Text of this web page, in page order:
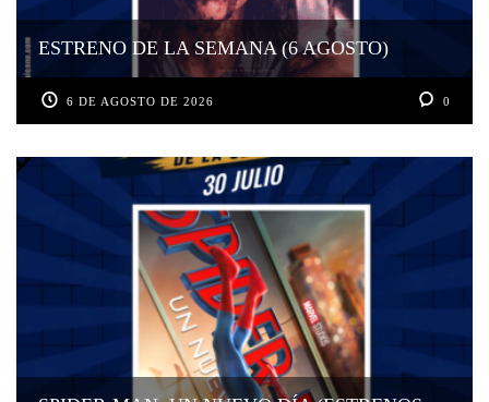
ESTRENO DE LA SEMANA (6 AGOSTO)
6 DE AGOSTO DE 2026 0